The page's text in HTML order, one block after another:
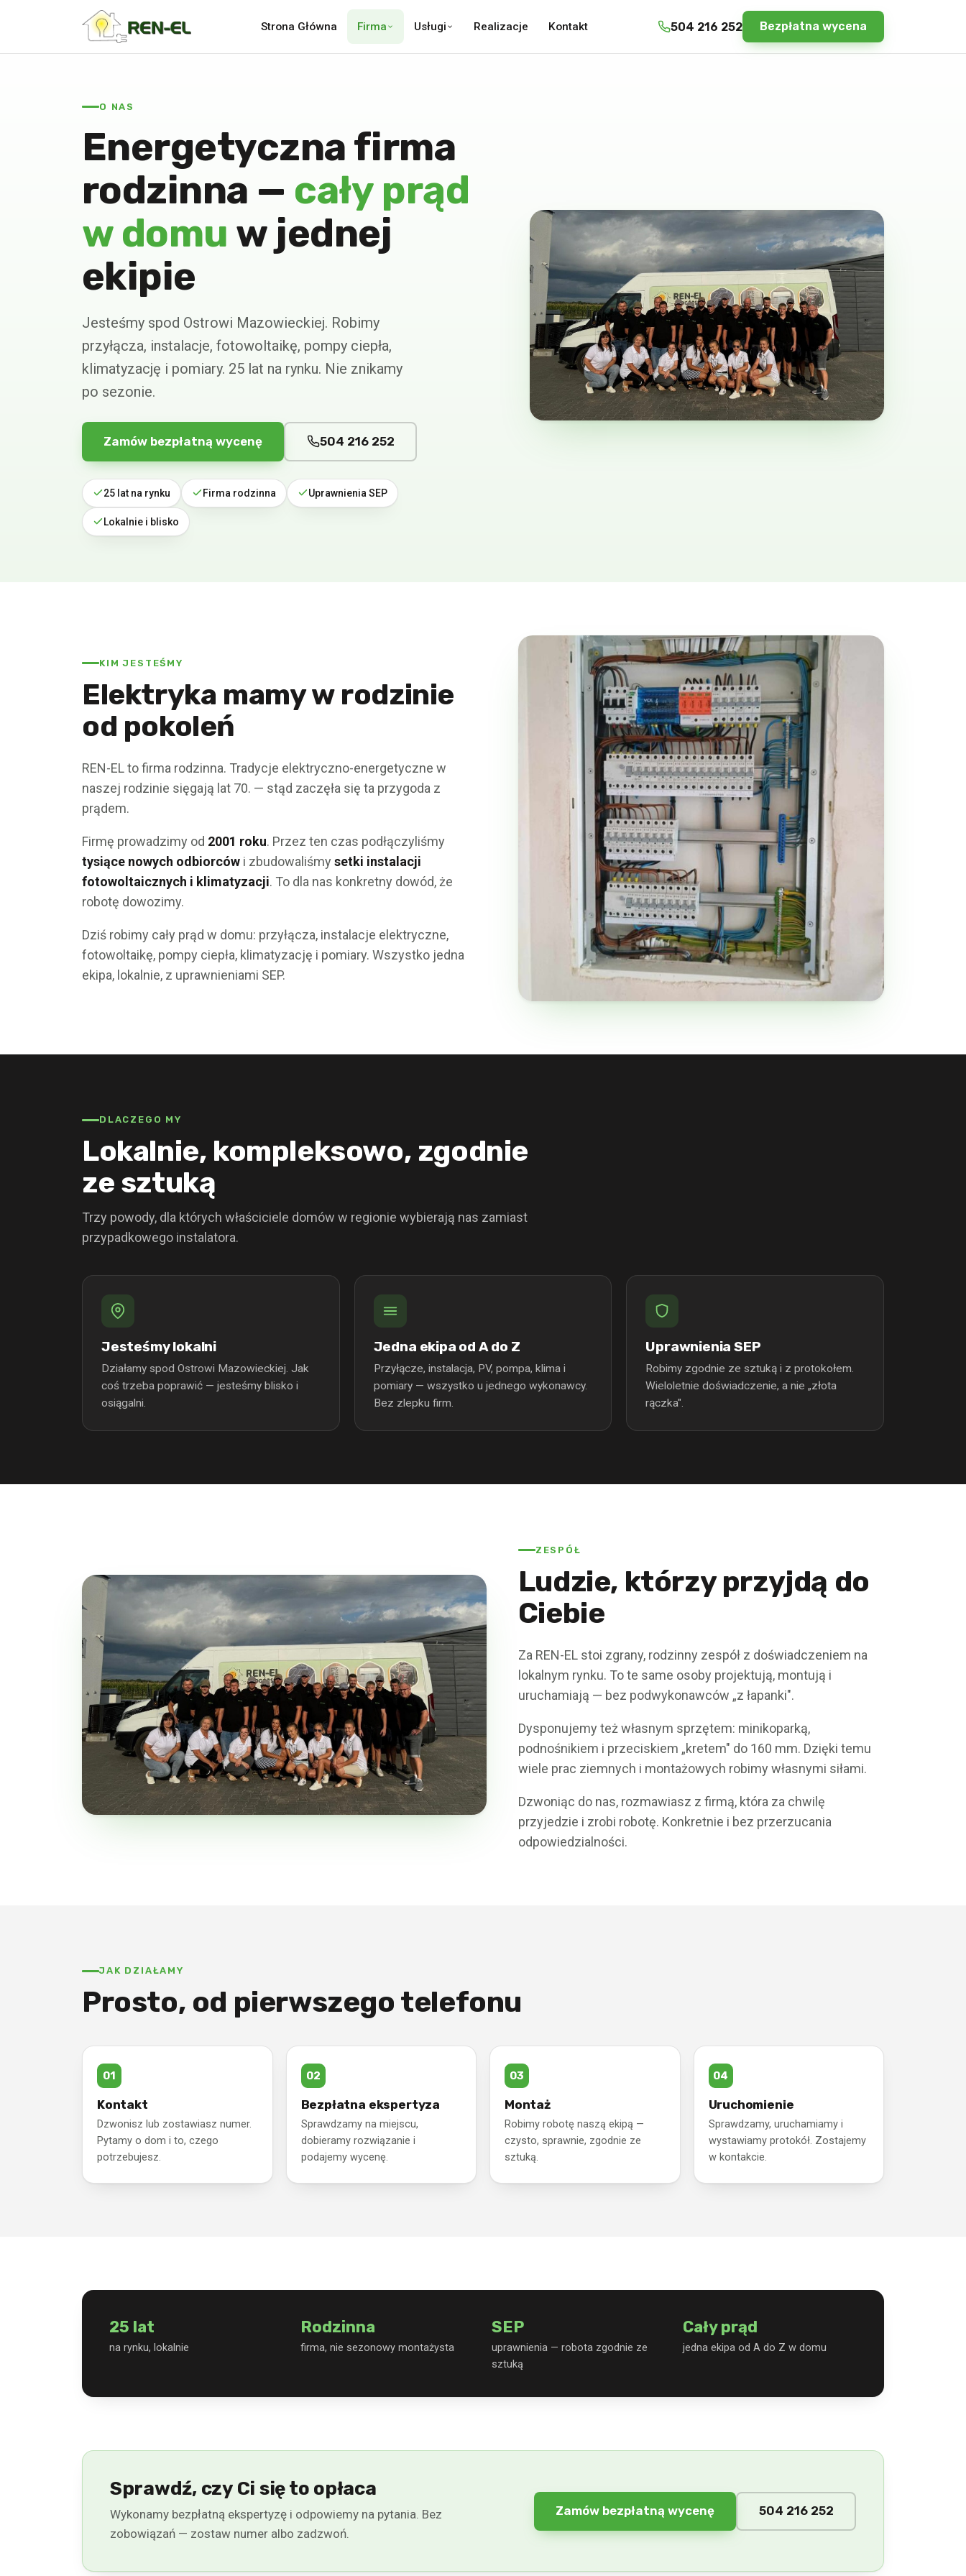
Strona Główna Firma Usługi Realizacje Kontakt 504 216 252 Bezpłatna wycena
O NAS
Energetyczna firma
rodzinna — cały prąd
w domu w jednej
ekipie
Jesteśmy spod Ostrowi Mazowieckiej. Robimy
przyłącza, instalacje, fotowoltaikę, pompy ciepła,
klimatyzację i pomiary. 25 lat na rynku. Nie znikamy
po sezonie.
Zamów bezpłatną wycenę 504 216 252
25 lat na rynku Firma rodzinna Uprawnienia SEP
Lokalnie i blisko
KIM JESTEŚMY
Elektryka mamy w rodzinie
od pokoleń
REN-EL to firma rodzinna. Tradycje elektryczno-energetyczne w
naszej rodzinie sięgają lat 70. — stąd zaczęła się ta przygoda z
prądem.
Firmę prowadzimy od 2001 roku. Przez ten czas podłączyliśmy
tysiące nowych odbiorców i zbudowaliśmy setki instalacji
fotowoltaicznych i klimatyzacji. To dla nas konkretny dowód, że
robotę dowozimy.
Dziś robimy cały prąd w domu: przyłącza, instalacje elektryczne,
fotowoltaikę, pompy ciepła, klimatyzację i pomiary. Wszystko jedna
ekipa, lokalnie, z uprawnieniami SEP.
DLACZEGO MY
Lokalnie, kompleksowo, zgodnie
ze sztuką
Trzy powody, dla których właściciele domów w regionie wybierają nas zamiast
przypadkowego instalatora.
Jesteśmy lokalni
Działamy spod Ostrowi Mazowieckiej. Jak
coś trzeba poprawić — jesteśmy blisko i
osiągalni.
Jedna ekipa od A do Z
Przyłącze, instalacja, PV, pompa, klima i
pomiary — wszystko u jednego wykonawcy.
Bez zlepku firm.
Uprawnienia SEP
Robimy zgodnie ze sztuką i z protokołem.
Wieloletnie doświadczenie, a nie „złota
rączka".
ZESPÓŁ
Ludzie, którzy przyjdą do
Ciebie
Za REN-EL stoi zgrany, rodzinny zespół z doświadczeniem na
lokalnym rynku. To te same osoby projektują, montują i
uruchamiają — bez podwykonawców „z łapanki".
Dysponujemy też własnym sprzętem: minikoparką,
podnośnikiem i przeciskiem „kretem" do 160 mm. Dzięki temu
wiele prac ziemnych i montażowych robimy własnymi siłami.
Dzwoniąc do nas, rozmawiasz z firmą, która za chwilę
przyjedzie i zrobi robotę. Konkretnie i bez przerzucania
odpowiedzialności.
JAK DZIAŁAMY
Prosto, od pierwszego telefonu
Kontakt
Dzwonisz lub zostawiasz numer.
Pytamy o dom i to, czego
potrzebujesz.
Bezpłatna ekspertyza
Sprawdzamy na miejscu,
dobieramy rozwiązanie i
podajemy wycenę.
Montaż
Robimy robotę naszą ekipą —
czysto, sprawnie, zgodnie ze
sztuką.
Uruchomienie
Sprawdzamy, uruchamiamy i
wystawiamy protokół. Zostajemy
w kontakcie.
25 lat
na rynku, lokalnie
Rodzinna
firma, nie sezonowy montażysta
SEP
uprawnienia — robota zgodnie ze
sztuką
Cały prąd
jedna ekipa od A do Z w domu
Sprawdź, czy Ci się to opłaca
Wykonamy bezpłatną ekspertyzę i odpowiemy na pytania. Bez
zobowiązań — zostaw numer albo zadzwoń.
Zamów bezpłatną wycenę 504 216 252